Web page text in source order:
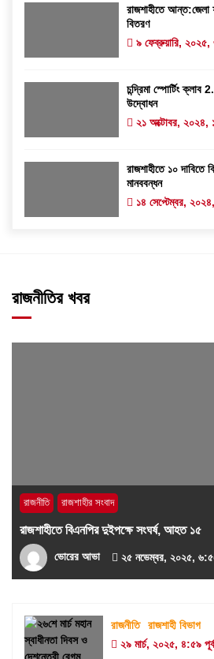
রাজশাহীতে আন্ত:জেলা
বিতরণ
৯ ফেব্রুয়ারি,
চন্দ্রিমা স্পোর্টিং ক্লাব
উদ্বোধন
২১ অক্টোবর, ২০২৪,
রাজশাহীতে ১০ দাবিতে
মানববন্ধন
১৪ সেপ্টেম্বর,
রাজনীতির খবর
রাজনীতি রাজশাহীর সংবাদ
রাজশাহীতে বিএনপির দুইপক্ষে সংঘর্ষ, আহত ১৫
ভোরের আভা ২৫ নভেম্বর, ২০২৫,
রাজনীতি
রাজশাহী বিভাগ
২৯ মার্চ, ২০২৫, ৪:৫৯